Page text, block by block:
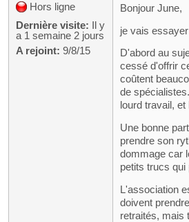
Hors ligne
Dernière visite: Il y
a 1 semaine 2 jours
A rejoint: 9/8/15
Bonjour June,
je vais
D'abord au
cessé d'offrir
coûtent
de
lourd travail,
Une bonne
prendre son
dommage car
petits trucs qui
L'association
doivent
retraités, mais